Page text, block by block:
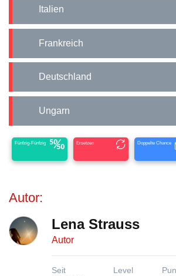
Italien
Frankreich
Deutschland
Ungarn
Fünfzig-Fünfzig Ersetzen Doppelte Chance
Autor:
Lena Strauss
Autor
Seit Level